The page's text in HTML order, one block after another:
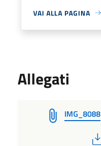
VAI ALLA PAGINA
Allegati
IMG_8088